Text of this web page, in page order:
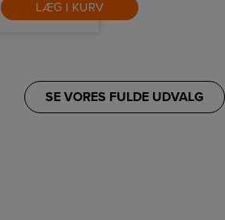
medfølger ikke.
LÆG I KURV
SE VORES FULDE UDVALG